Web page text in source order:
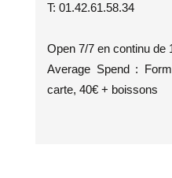
T: 01.42.61.58.34
Open 7/7 en continu de
Average Spend :
carte, 40€ + boissons